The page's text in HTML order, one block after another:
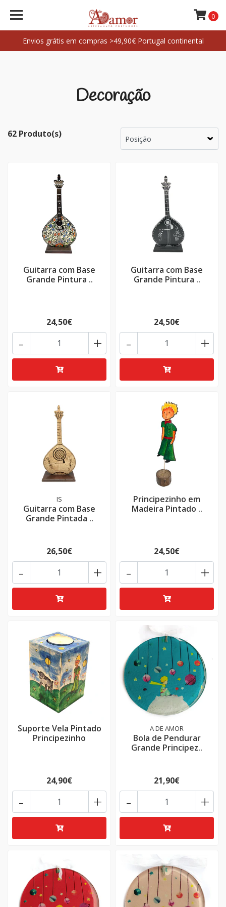
Envios grátis em compras >49,90€ Portugal continental
0
Decoração
62 Produto(s)
Guitarra com Base
Grande Pintura ..
24,50€
+
-
Guitarra com Base
Grande Pintura ..
24,50€
+
-
IS
Guitarra com Base
Grande Pintada ..
26,50€
+
-
Principezinho em
Madeira Pintado ..
24,50€
+
-
Suporte Vela Pintado
Principezinho
24,90€
+
-
A DE AMOR
Bola de Pendurar
Grande Principez..
21,90€
+
-